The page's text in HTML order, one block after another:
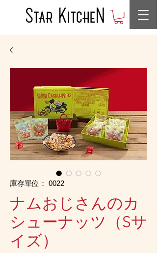
庫存單位： 0022
ナムおじさんのカ
シューナッツ（Sサ
イズ）